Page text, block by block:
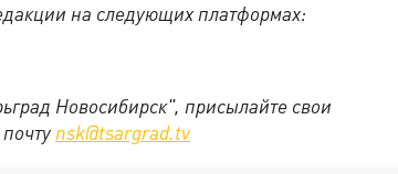
на следующих платформах:
Новосибирск", присылайте свои
nsk@tsargrad.tv